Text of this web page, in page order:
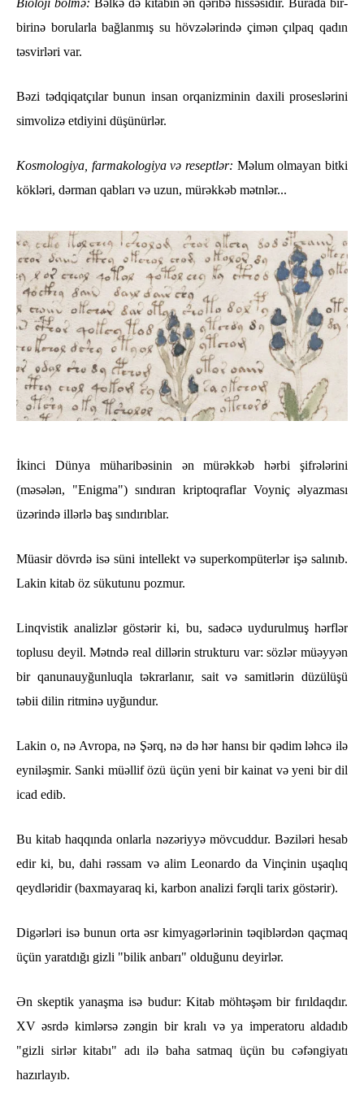
Bioloji bölmə: Bəlkə də kitabın ən qəribə hissəsidir. Burada bir-
birinə borularla bağlanmış su hövzələrində çimən çılpaq qadın
təsvirləri var.
Bəzi tədqiqatçılar bunun insan orqanizminin daxili proseslərini
simvolizə etdiyini düşünürlər.
Kosmologiya, farmakologiya və reseptlər: Məlum olmayan bitki
kökləri, dərman qabları və uzun, mürəkkəb mətnlər...
İkinci Dünya müharibəsinin ən mürəkkəb hərbi şifrələrini
(məsələn, "Enigma") sındıran kriptoqraflar Voyniç əlyazması
üzərində illərlə baş sındırıblar.
Müasir dövrdə isə süni intellekt və superkompüterlər işə salınıb.
Lakin kitab öz sükutunu pozmur.
Linqvistik analizlər göstərir ki, bu, sadəcə uydurulmuş hərflər
toplusu deyil. Mətndə real dillərin strukturu var: sözlər müəyyən
bir qanunauyğunluqla təkrarlanır, sait və samitlərin düzülüşü
təbii dilin ritminə uyğundur.
Lakin o, nə Avropa, nə Şərq, nə də hər hansı bir qədim ləhcə ilə
eyniləşmir. Sanki müəllif özü üçün yeni bir kainat və yeni bir dil
icad edib.
Bu kitab haqqında onlarla nəzəriyyə mövcuddur. Bəziləri hesab
edir ki, bu, dahi rəssam və alim Leonardo da Vinçinin uşaqlıq
qeydləridir (baxmayaraq ki, karbon analizi fərqli tarix göstərir).
Digərləri isə bunun orta əsr kimyagərlərinin təqiblərdən qaçmaq
üçün yaratdığı gizli "bilik anbarı" olduğunu deyirlər.
Ən skeptik yanaşma isə budur: Kitab möhtəşəm bir fırıldaqdır.
XV əsrdə kimlərsə zəngin bir kralı və ya imperatoru aldadıb
"gizli sirlər kitabı" adı ilə baha satmaq üçün bu cəfəngiyatı
hazırlayıb.